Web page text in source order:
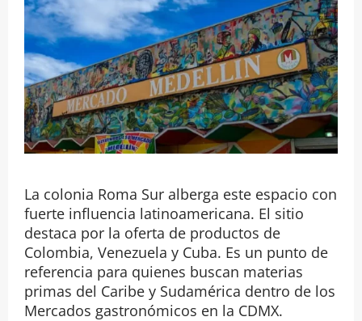
La colonia Roma Sur alberga este espacio con
fuerte influencia latinoamericana. El sitio
destaca por la oferta de productos de
Colombia, Venezuela y Cuba. Es un punto de
referencia para quienes buscan materias
primas del Caribe y Sudamérica dentro de los
Mercados gastronómicos en la CDMX.